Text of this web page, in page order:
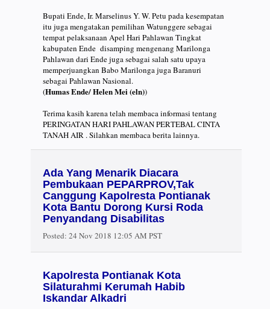
Bupati Ende, Ir. Marselinus Y. W. Petu pada kesempatan
itu juga mengatakan pemilihan Watunggere sebagai
tempat pelaksanaan Apel Hari Pahlawan Tingkat
kabupaten Ende disamping mengenang Marilonga
Pahlawan dari Ende juga sebagai salah satu upaya
memperjuangkan Babo Marilonga juga Baranuri
sebagai Pahlawan Nasional.
(Humas Ende/ Helen Mei (eln))
Terima kasih karena telah membaca informasi tentang
PERINGATAN HARI PAHLAWAN PERTEBAL CINTA
TANAH AIR . Silahkan membaca berita lainnya.
Ada Yang Menarik Diacara
Pembukaan PEPARPROV,Tak
Canggung Kapolresta Pontianak
Kota Bantu Dorong Kursi Roda
Penyandang Disabilitas
Posted: 24 Nov 2018 12:05 AM PST
Kapolresta Pontianak Kota
Silaturahmi Kerumah Habib
Iskandar Alkadri